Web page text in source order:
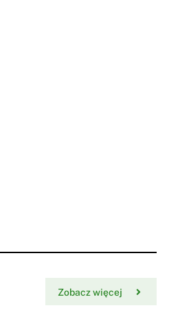
Zobacz więcej